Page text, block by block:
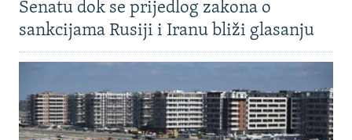
Senatu dok se prijedlog zakona o
sankcijama Rusiji i Iranu bliži glasanju